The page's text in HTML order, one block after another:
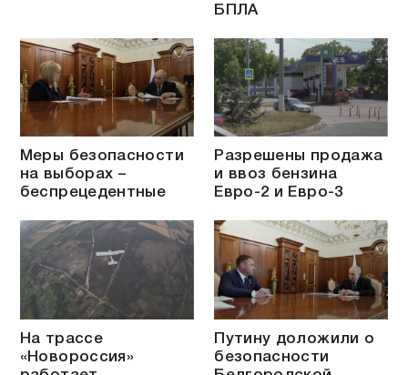
БПЛА
Меры безопасности
на выборах –
беспрецедентные
Разрешены продажа
и ввоз бензина
Евро-2 и Евро-3
На трассе
«Новороссия»
Путину доложили о
безопасности